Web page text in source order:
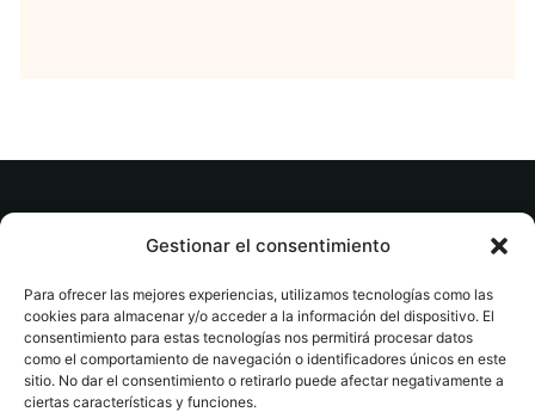
Gestionar el consentimiento
Para ofrecer las mejores experiencias, utilizamos tecnologías como las
cookies para almacenar y/o acceder a la información del dispositivo. El
consentimiento para estas tecnologías nos permitirá procesar datos
como el comportamiento de navegación o identificadores únicos en este
sitio. No dar el consentimiento o retirarlo puede afectar negativamente a
ciertas características y funciones.
© tuslibrosvip.com · Todos los derechos
Aviso legal|Accesibilidad